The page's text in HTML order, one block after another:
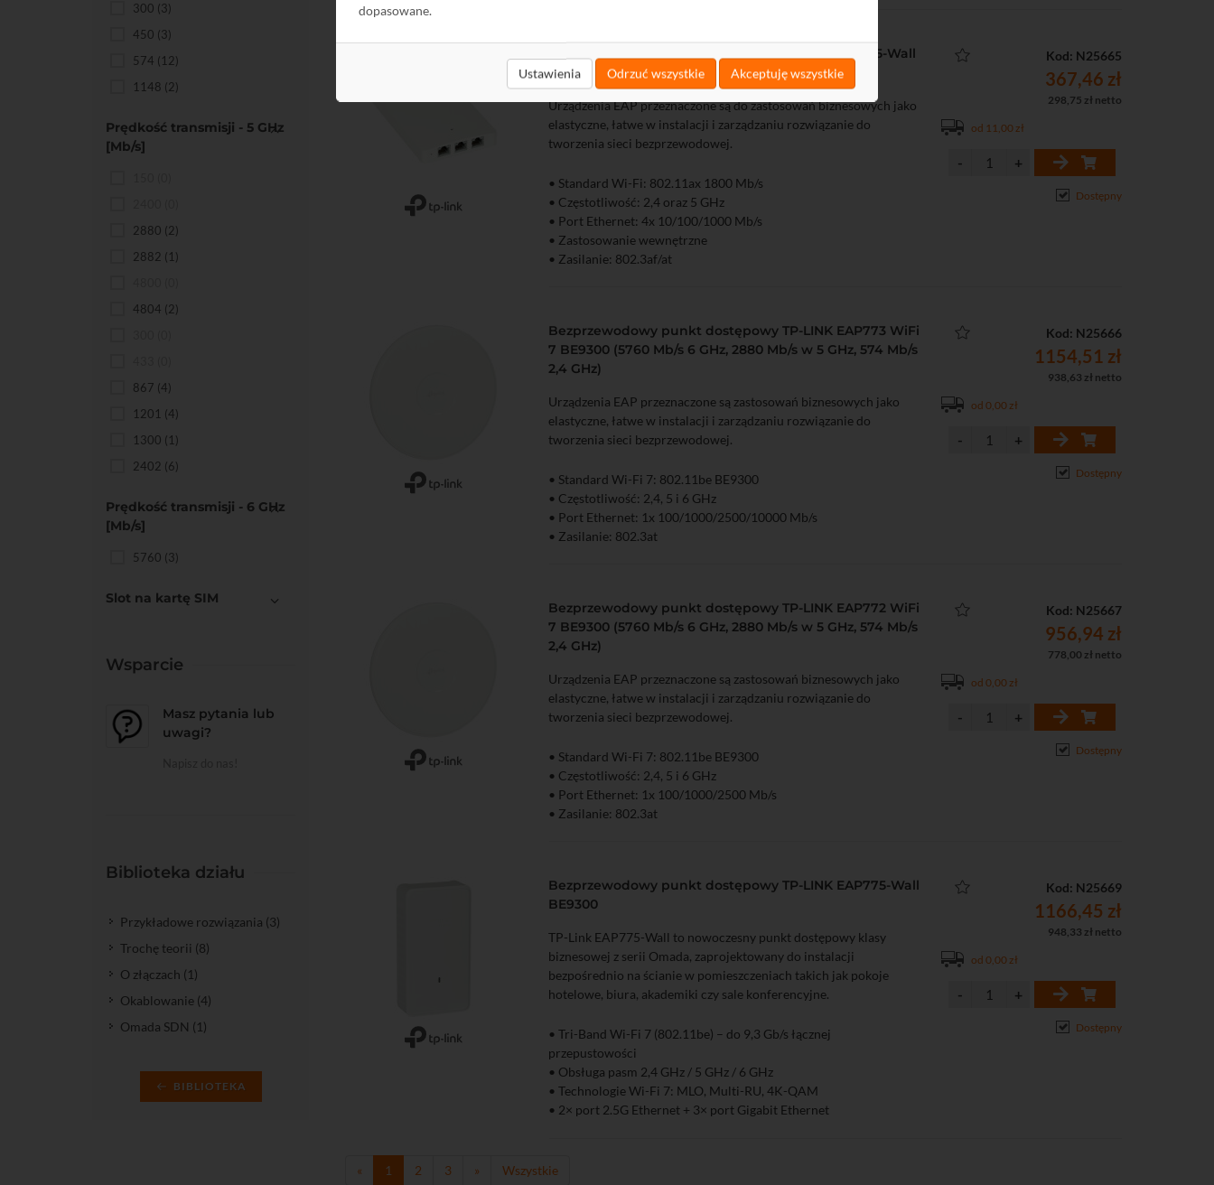
dopasowane.
Ustawienia Odrzuć wszystkie Akceptuję wszystkie
300 (3)
450 (3)
574 (12)
1148 (2)
Prędkość transmisji - 5 GHz
[Mb/s]
2880 (2)
2882 (1)
4804 (2)
867 (4)
1201 (4)
1300 (1)
2402 (6)
Prędkość transmisji - 6 GHz
[Mb/s]
5760 (3)
Slot na kartę SIM
Wsparcie
Masz pytania lub
uwagi?
Biblioteka działu
Przykładowe rozwiązania (3)
Trochę teorii (8)
O złączach (1)
Okablowanie (4)
Omada SDN (1)
BIBLIOTEKA
Do koszyka
Bezprzewodowy punkt dostępowy TP-LINK EAP615-Wall
AX1800 Omada SDN
Urządzenia EAP przeznaczone są do zastosowań biznesowych jako
elastyczne, łatwe w instalacji i zarządzaniu rozwiązanie do
tworzenia sieci bezprzewodowej.
• Standard Wi-Fi: 802.11ax 1800 Mb/s
• Częstotliwość: 2,4 oraz 5 GHz
• Port Ethernet: 4x 10/100/1000 Mb/s
• Zastosowanie wewnętrzne
• Zasilanie: 802.3af/at
Kod: N25665
367,46 zł
298,75 zł netto
od 11,00 zł
Dostępny
Do koszyka
Bezprzewodowy punkt dostępowy TP-LINK EAP773 WiFi
7 BE9300 (5760 Mb/s 6 GHz, 2880 Mb/s w 5 GHz, 574 Mb/s
2,4 GHz)
Urządzenia EAP przeznaczone są zastosowań biznesowych jako
elastyczne, łatwe w instalacji i zarządzaniu rozwiązanie do
tworzenia sieci bezprzewodowej.
• Standard Wi-Fi 7: 802.11be BE9300
• Częstotliwość: 2,4, 5 i 6 GHz
• Port Ethernet: 1x 100/1000/2500/10000 Mb/s
• Zasilanie: 802.3at
Kod: N25666
1154,51 zł
938,63 zł netto
od 0,00 zł
Dostępny
Do koszyka
Bezprzewodowy punkt dostępowy TP-LINK EAP772 WiFi
7 BE9300 (5760 Mb/s 6 GHz, 2880 Mb/s w 5 GHz, 574 Mb/s
2,4 GHz)
Urządzenia EAP przeznaczone są zastosowań biznesowych jako
elastyczne, łatwe w instalacji i zarządzaniu rozwiązanie do
tworzenia sieci bezprzewodowej.
• Standard Wi-Fi 7: 802.11be BE9300
• Częstotliwość: 2,4, 5 i 6 GHz
• Port Ethernet: 1x 100/1000/2500 Mb/s
• Zasilanie: 802.3at
Kod: N25667
956,94 zł
778,00 zł netto
od 0,00 zł
Dostępny
Do koszyka
Bezprzewodowy punkt dostępowy TP-LINK EAP775-Wall
BE9300
TP-Link EAP775-Wall to nowoczesny punkt dostępowy klasy
biznesowej z serii Omada, zaprojektowany do instalacji
bezpośrednio na ścianie w pomieszczeniach takich jak pokoje
hotelowe, biura, akademiki czy sale konferencyjne.
• Tri-Band Wi-Fi 7 (802.11be) – do 9,3 Gb/s łącznej
przepustowości
• Obsługa pasm 2,4 GHz / 5 GHz / 6 GHz
• Technologie Wi-Fi 7: MLO, Multi-RU, 4K-QAM
• 2× port 2.5G Ethernet + 3× port Gigabit Ethernet
• Centralne zarządzanie przez Omada SDN (cloud / controller /
Kod: N25669
1166,45 zł
948,33 zł netto
od 0,00 zł
Dostępny
« 1 2 3 » Wszystkie